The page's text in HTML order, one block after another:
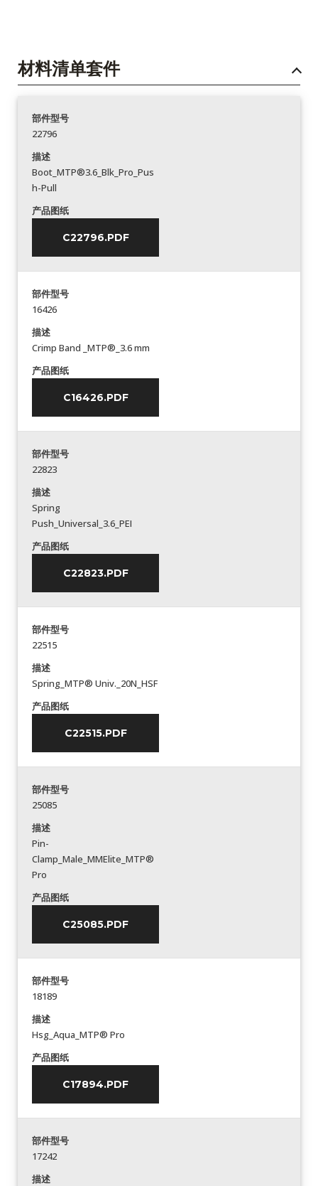
材料清单套件
部件型号
22796
描述
Boot_MTP®3.6_Blk_Pro_Pus
h-Pull
产品图纸
C22796.PDF
部件型号
16426
描述
Crimp Band _MTP®_3.6 mm
产品图纸
C16426.PDF
部件型号
22823
描述
Spring
Push_Universal_3.6_PEI
产品图纸
C22823.PDF
部件型号
22515
描述
Spring_MTP® Univ._20N_HSF
产品图纸
C22515.PDF
部件型号
25085
描述
Pin-
Clamp_Male_MMElite_MTP®
Pro
产品图纸
C25085.PDF
部件型号
18189
描述
Hsg_Aqua_MTP® Pro
产品图纸
C17894.PDF
部件型号
17242
描述